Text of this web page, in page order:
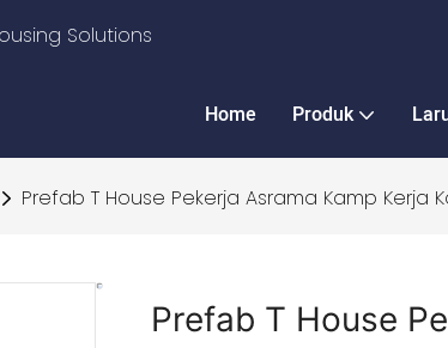
Solutions
Home Produk
Prefab T House Pekerja Asrama Kamp Kerja
Prefab T House